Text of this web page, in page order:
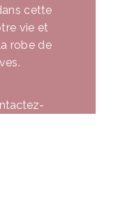
cette
vie et
robe de